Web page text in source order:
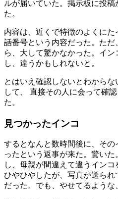
ルが届いていた。掲示板に投
た。
内容は、近くで特徴のよくにた
話番号という内容だった。た
ら、大して驚かなかった。イ
し、違うかもしれないと。
とはいえ確認しないとわから
して、 直接その人に会って確
た。
見つかったインコ
するとなんと数時間後に、そ
ったという返事が来た。驚い
し、母親が間違えて違うイン
ひやひやしたが、写真が送ら
だった。でも、やせてるような